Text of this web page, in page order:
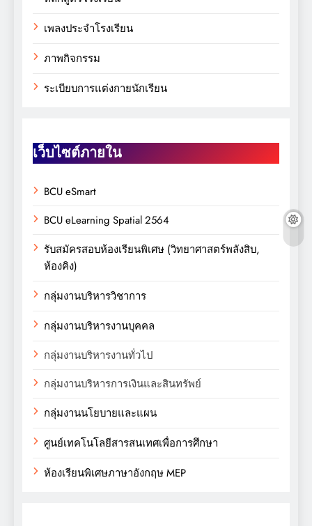
เพลงประจำโรงเรียน
ภาพกิจกรรม
ระเบียบการแต่งกายนักเรียน
เว็บไซต์ภายใน
BCU eSmart
BCU eLearning Spatial 2564
รับสมัครสอบห้องเรียนพิเศษ (วิทยาศาสตร์พลังสิบ,
ห้องคิง)
กลุ่มงานบริหารวิชาการ
กลุ่มงานบริหารงานบุคคล
กลุ่มงานบริหารงานทั่วไป
กลุ่มงานบริหารการเงินและสินทรัพย์
กลุ่มงานนโยบายและแผน
ศูนย์เทคโนโลยีสารสนเทศเพื่อการศึกษา
ห้องเรียนพิเศษภาษาอังกฤษ MEP